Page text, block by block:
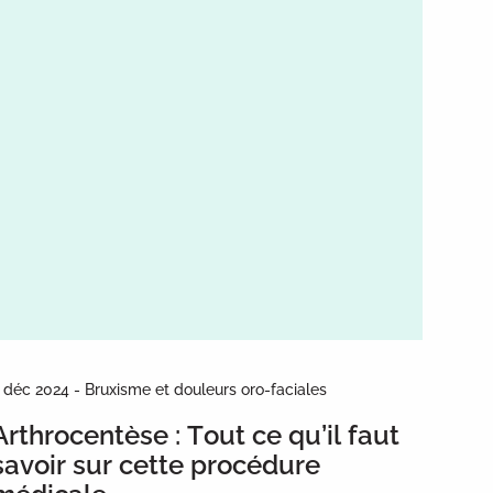
déc 2024 - Bruxisme et douleurs oro-faciales
: Tout ce qu’il faut
sur cette procédure